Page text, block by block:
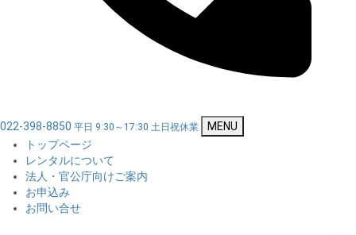
022-398-8850 平日 9:30～17:30 土日祝休業
MENU
トップページ
レンタルについて
法人・官公庁向けご案内
お申込み
お問い合せ